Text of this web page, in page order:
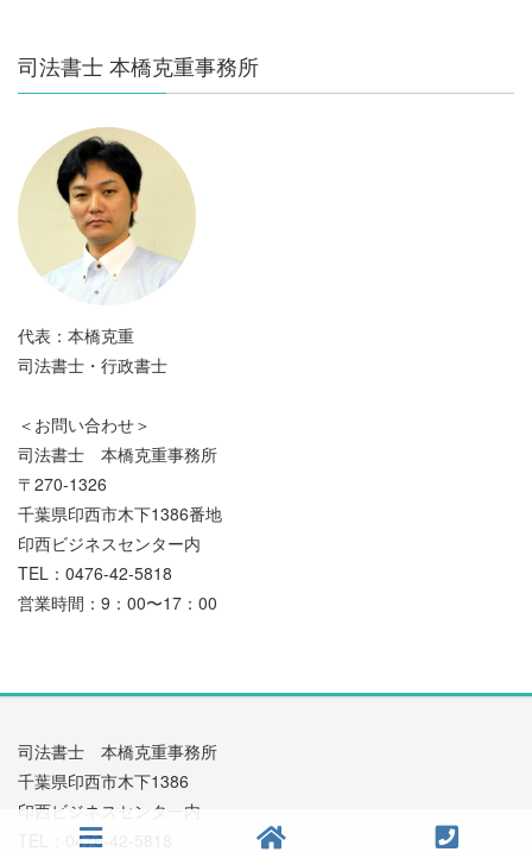
司法書士 本橋克重事務所
代表：本橋克重
司法書士・行政書士
＜お問い合わせ＞
司法書士 本橋克重事務所
〒270-1326
千葉県印西市木下1386番地
印西ビジネスセンター内
TEL：0476-42-5818
営業時間：9：00〜17：00
司法書士 本橋克重事務所
千葉県印西市木下1386
印西ビジネスセンター内
TEL：0476-42-5818